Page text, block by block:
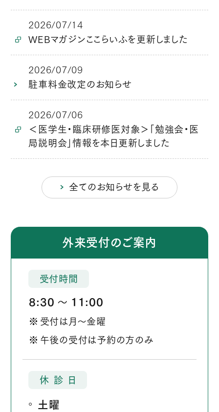
2026/07/14
WEBマガジンここらいふを更新しました
2026/07/09
駐車料金改定のお知らせ
2026/07/06
＜医学生・臨床研修医対象＞「勉強会・医
局説明会」情報を本日更新しました
全てのお知らせを見る
外来受付のご案内
受付時間
8:30
ら
11:00
受付は月～金曜
午後の受付は予約の方のみ
休 診 日
土曜